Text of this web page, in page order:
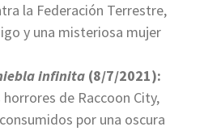
la Federación Terrestre,
y una misteriosa mujer
infinita (8/7/2021):
de Raccoon City,
por una oscura